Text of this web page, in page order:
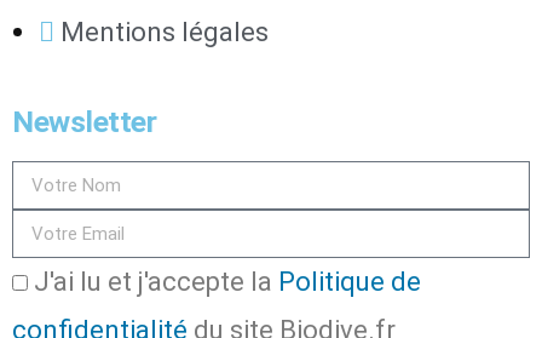
Mentions légales
Newsletter
J'ai lu et j'accepte la Politique de
confidentialité du site Biodive.fr